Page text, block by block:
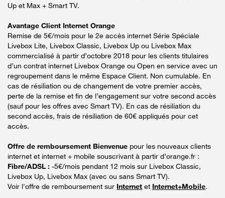
Up et Max + Smart TV.
Avantage Client Internet Orange
Remise de 5€/mois pour le 2e accès internet Série Spéciale
Livebox Lite, Livebox Classic, Livebox Up ou Livebox Max
commercialisé à partir d’octobre 2018 pour les clients titulaires
d’un contrat internet Livebox Orange ou Open en service avec un
regroupement dans le même Espace Client. Non cumulable. En
cas de résiliation ou de changement de votre premier accès,
perte de la remise et fin de l’engagement sur votre second accès
(sauf pour les offres avec Smart TV). En cas de résiliation du
second accès, frais de résiliation de 60€ appliqués pour cet
accès.
Offre de remboursement Bienvenue pour les nouveaux clients
internet et internet + mobile souscrivant à partir d’orange.fr :
Fibre/ADSL : -5€/mois pendant 12 mois sur Livebox Classic,
Livebox Up, Livebox Max (avec ou sans Smart TV).
Voir l'offre de remboursement sur Internet et Internet+Mobile.